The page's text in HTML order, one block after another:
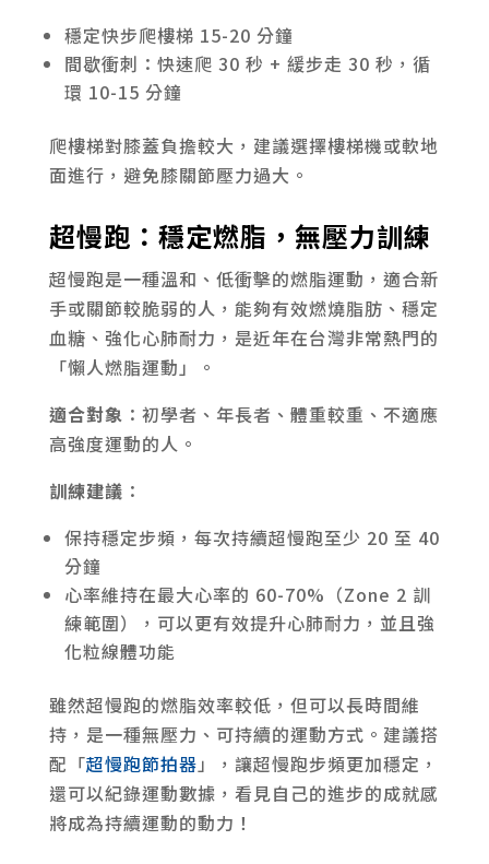
穩定快步爬樓梯 15-20 分鐘
間歇衝刺：快速爬 30 秒 + 緩步走 30 秒，循
環 10-15 分鐘
爬樓梯對膝蓋負擔較大，建議選擇樓梯機或軟地
面進行，避免膝關節壓力過大。
超慢跑：穩定燃脂，無壓力訓練
超慢跑是一種溫和、低衝擊的燃脂運動，適合新
手或關節較脆弱的人，能夠有效燃燒脂肪、穩定
血糖、強化心肺耐力，是近年在台灣非常熱門的
「懶人燃脂運動」。
適合對象 ：初學者、年長者、體重較重、不適應
高強度運動的人。
訓練建議 ：
保持穩定步頻，每次持續超慢跑至少 20 至 40
分鐘
心率維持在最大心率的 60-70%（Zone 2 訓
練範圍），可以更有效提升心肺耐力，並且強
化粒線體功能
雖然超慢跑的燃脂效率較低，但可以長時間維
持，是一種無壓力、可持續的運動方式。建議搭
配「超慢跑節拍器」，讓超慢跑步頻更加穩定，
還可以紀錄運動數據，看見自己的進步的成就感
將成為持續運動的動力！